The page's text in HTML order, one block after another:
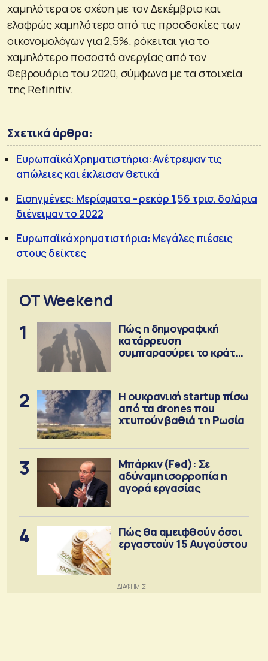
χαμηλότερα σε σχέση με τον Δεκέμβριο και
ελαφρώς χαμηλότερο από τις προσδοκίες των
οικονομολόγων για 2,5%. ρόκειται για το
χαμηλότερο ποσοστό ανεργίας από τον
Φεβρουάριο του 2020, σύμφωνα με τα στοιχεία
της Refinitiv.
Σχετικά άρθρα:
Ευρωπαϊκά Χρηματιστήρια: Ανέτρεψαν τις
απώλειες και έκλεισαν θετικά
Εισηγμένες: Μερίσματα – ρεκόρ 1,56 τρισ. δολάρια
διένειμαν το 2022
Ευρωπαϊκά χρηματιστήρια: Μεγάλες πιέσεις
στους δείκτες
OT Weekend
1
Πώς η δημογραφική
κατάρρευση
συμπαρασύρει το κράτος
2
Η ουκρανική startup πίσω
από τα drones που
χτυπούν βαθιά τη Ρωσία
3
Μπάρκιν (Fed): Σε
αδύναμη ισορροπία η
αγορά εργασίας
4
Πώς θα αμειφθούν όσοι
εργαστούν 15 Αυγούστου